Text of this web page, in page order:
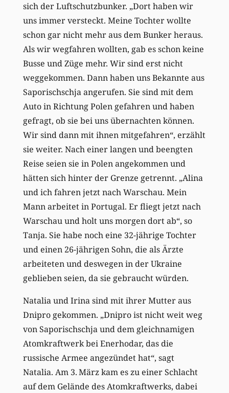
sich der Luftschutzbunker. „Dort haben wir
uns immer versteckt. Meine Tochter wollte
schon gar nicht mehr aus dem Bunker heraus.
Als wir wegfahren wollten, gab es schon keine
Busse und Züge mehr. Wir sind erst nicht
weggekommen. Dann haben uns Bekannte aus
Saporischschja angerufen. Sie sind mit dem
Auto in Richtung Polen gefahren und haben
gefragt, ob sie bei uns übernachten können.
Wir sind dann mit ­ihnen mitgefahren“, erzählt
sie weiter. Nach einer langen und beengten
Reise seien sie in Polen angekommen und
hätten sich hinter der Grenze getrennt. „Alina
und ich fahren jetzt nach Warschau. Mein
Mann arbeitet in Portugal. Er fliegt jetzt nach
Warschau und holt uns morgen dort ab“, so
Tanja. Sie habe noch eine 32-jährige Tochter
und einen 26-jährigen Sohn, die als Ärzte
arbeiteten und deswegen in der Ukraine
geblieben seien, da sie gebraucht würden.
Natalia und Irina sind mit ihrer Mutter aus
Dnipro gekommen. „Dnipro ist nicht weit weg
von Saporischschja und dem gleichnamigen
Atomkraftwerk bei Enerhodar, das die
russische Armee angezündet hat“, sagt
Natalia. Am 3. März kam es zu einer Schlacht
auf dem Gelände des Atomkraftwerks, ­dabei